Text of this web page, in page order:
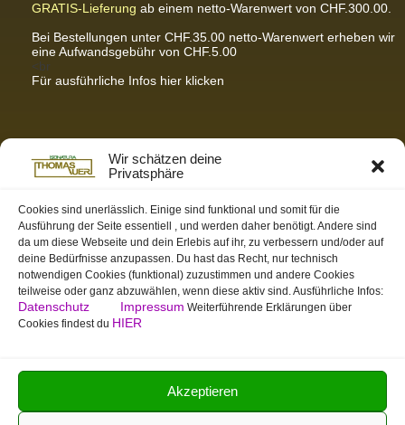
Wir schätzen deine
Privatsphäre
Cookies sind unerlässlich. Einige sind funktional und somit für die
Ausführung der Seite essentiell , und werden daher benötigt. Andere sind
da um diese Webseite und dein Erlebis auf ihr, zu verbessern und/oder auf
deine Bedürfnisse anzupassen. Du hast das Recht, nur technisch
notwendigen Cookies (funktional) zuzustimmen und andere Cookies
teilweise oder ganz abzuwählen, wenn diese aktiv sind. Ausführliche Infos:
Datenschutz Impressum Weiterführende Erklärungen über
Cookies findest du HIER
Akzeptieren
GRATIS-Lieferung ab einem netto-Warenwert von CHF.300.00.
Bei Bestellungen unter CHF.35.00 netto-Warenwert erheben wir
eine Aufwandsgebühr von CHF.5.00
<br
Für ausführliche Infos hier klicken
Partnerseiten / Empfehlungen
K-Wellness – Karin Meier
S&S Informatik GmbH
Ihr Partner für zukunftsorientierte Informatik
Swiss-skymodel
opens your eyes
St. Gallen Info
tmas.ch